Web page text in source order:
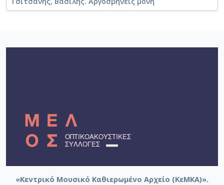
«Κεντρικό Μουσικό Καθιερωμένο Αρχείο (ΚεΜΚΑ)».